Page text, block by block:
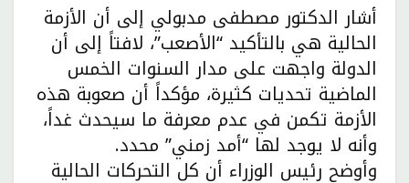
أشار الدكتور مصطفى مدبولي إلى أن الأزمة
الحالية هي بالتأكيد “الأصعب”، لافتاً إلى أن
الدولة واجهت على مدار السنوات الخمس
الماضية تحديات كثيرة، مؤكداً أن صعوبة هذه
الأزمة تكمن في عدم معرفة ما سيحدث غداً،
وأنه لا يوجد لها “أمد زمني” محدد.
وأوضح رئيس الوزراء أن كل التحركات الحالية